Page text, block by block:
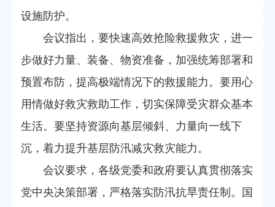
设施防护。
会议指出，要快速高效抢险救援救灾，进一
步做好力量、装备、物资准备，加强统筹部署和
预置布防，提高极端情况下的救援能力。要用心
用情做好救灾救助工作，切实保障受灾群众基本
生活。要坚持资源向基层倾斜、力量向一线下
沉，着力提升基层防汛减灾救灾能力。
会议要求，各级党委和政府要认真贯彻落实
党中央决策部署，严格落实防汛抗旱责任制。国